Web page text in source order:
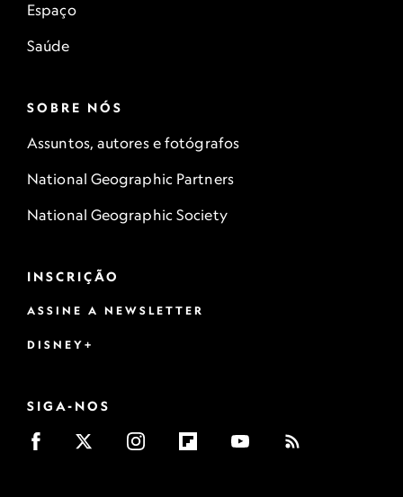
Espaço
Saúde
SOBRE NÓS
Assuntos, autores e fotógrafos
National Geographic Partners
National Geographic Society
INSCRIÇÃO
ASSINE A NEWSLETTER
DISNEY+
SIGA-NOS